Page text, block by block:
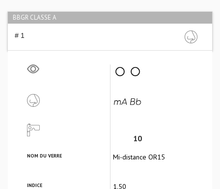
BBGR CLASSE A
# 1
10
NOM DU VERRE Mi-distance OR15
INDICE 1.50